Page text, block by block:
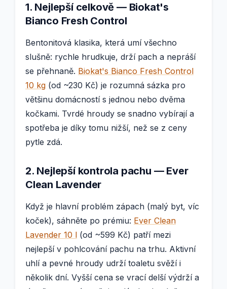
1. Nejlepší celkově — Biokat's
Bianco Fresh Control
Bentonitová klasika, která umí všechno
slušně: rychle hrudkuje, drží pach a nepráší
se přehnaně. Biokat's Bianco Fresh Control
10 kg (od ~230 Kč) je rozumná sázka pro
většinu domácností s jednou nebo dvěma
kočkami. Tvrdé hroudy se snadno vybírají a
spotřeba je díky tomu nižší, než se z ceny
pytle zdá.
2. Nejlepší kontrola pachu — Ever
Clean Lavender
Když je hlavní problém zápach (malý byt, víc
koček), sáhněte po prémiu: Ever Clean
Lavender 10 l (od ~599 Kč) patří mezi
nejlepší v pohlcování pachu na trhu. Aktivní
uhlí a pevné hroudy udrží toaletu svěží i
několik dní. Vyšší cena se vrací delší výdrží a